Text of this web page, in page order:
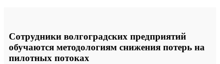
Сотрудники волгоградских предприятий
обучаются методологиям снижения потерь на
пилотных потоках